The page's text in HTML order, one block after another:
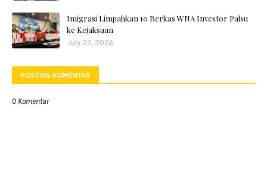
Imigrasi Limpahkan 10 Berkas WNA Investor Palsu
ke Kejaksaan
July 22, 2026
POSTING KOMENTAR
0 Komentar